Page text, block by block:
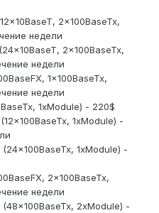
2x100BaseTx,
недели
2x100BaseTx,
недели
1x100BaseTx,
недели
1xModule) - 220$
1xModule) -
1xModule) -
2x100BaseTx,
недели
2xModule) -